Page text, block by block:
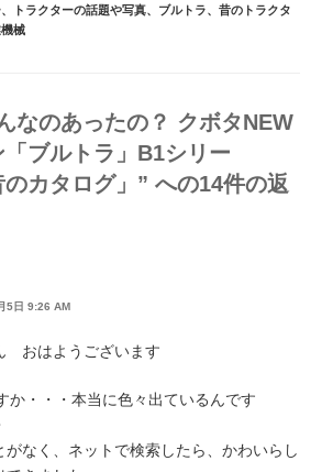
、 トラクターの話題や写真、 ブルトラ、 昔のトラクタ
械
なのあったの？ クボタNEW
ブルトラ」B1シリー
のカタログ」” への14件の返
5日 9:26 AM
おはようございます
か・・・本当に色々出ているんです
がなく、ネットで検索したら、かわいらし